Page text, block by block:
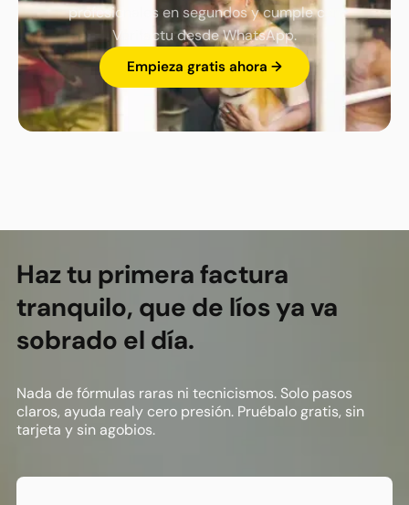
profesionales en segundos y cumple con
Verifactu desde WhatsApp.
Empieza gratis ahora →
Haz tu primera factura
tranquilo, que de líos ya va
sobrado el día.
Nada de fórmulas raras ni tecnicismos. Solo pasos
claros, ayuda realy cero presión. Pruébalo gratis, sin
tarjeta y sin agobios.